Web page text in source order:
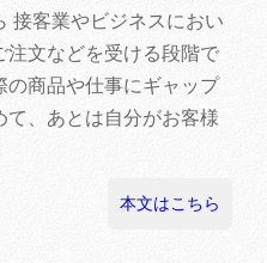
接客業やビジネスにおい
注文などを受ける段階で
の商品や仕事にギャップ
て、あとは自分がお客様
本文はこちら